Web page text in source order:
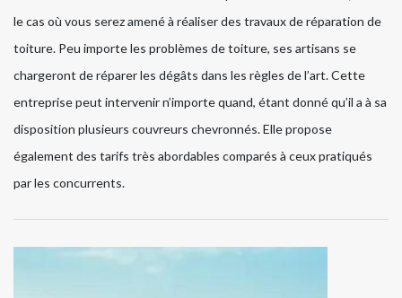
le cas où vous serez amené à réaliser des travaux de réparation de
toiture. Peu importe les problèmes de toiture, ses artisans se
chargeront de réparer les dégâts dans les règles de l’art. Cette
entreprise peut intervenir n’importe quand, étant donné qu’il a à sa
disposition plusieurs couvreurs chevronnés. Elle propose
également des tarifs très abordables comparés à ceux pratiqués
par les concurrents.